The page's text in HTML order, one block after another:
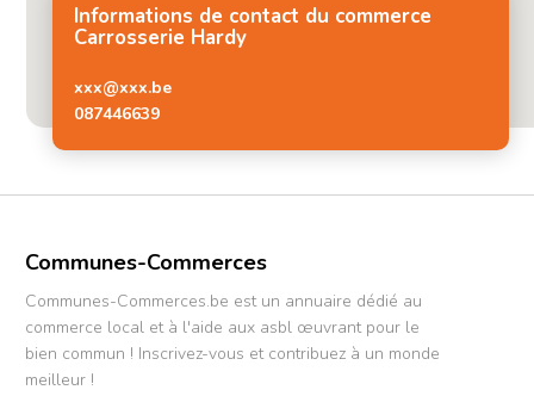
Informations de contact du commerce
Carrosserie Hardy
xxx@xxx.be
087446639
Communes-Commerces
Communes-Commerces.be est un annuaire dédié au
commerce local et à l'aide aux asbl œuvrant pour le
bien commun ! Inscrivez-vous et contribuez à un monde
meilleur !